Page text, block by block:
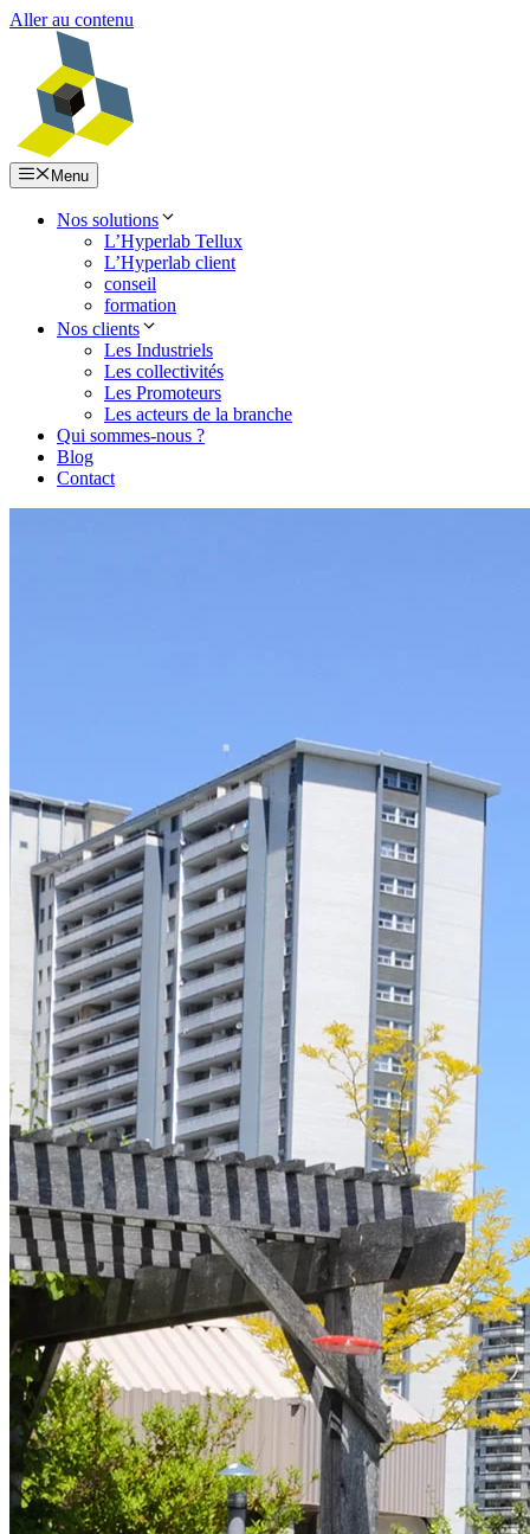
Aller au contenu
Menu
Nos solutions
L’Hyperlab Tellux
L’Hyperlab client
conseil
formation
Nos clients
Les Industriels
Les collectivités
Les Promoteurs
Les acteurs de la branche
Qui sommes-nous ?
Blog
Contact